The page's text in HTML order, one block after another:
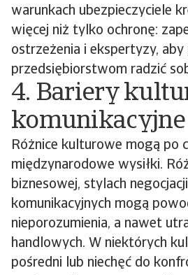
warunkach ubezpieczyciele
więcej niż tylko ochronę:
ostrzeżenia i ekspertyzy, aby
przedsiębiorstwom radzić
4. Bariery
komunikacyjne
Różnice kulturowe mogą po
międzynarodowe wysiłki.
biznesowej, stylach
komunikacyjnych mogą
nieporozumienia, a nawet
handlowych. W niektórych
pośredni lub niechęć do